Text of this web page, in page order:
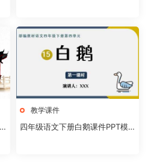
教学课件
四年级语文下册白鹅课件PPT模